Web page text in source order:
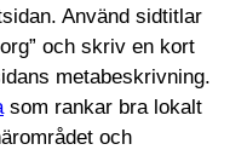
Använd sidtitlar
och skriv en kort
metabeskrivning.
som rankar bra lokalt
och